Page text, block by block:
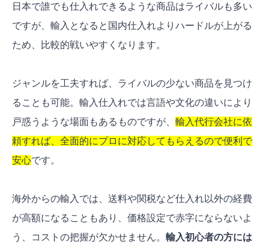
日本で誰でも仕入れできるような商品はライバルも多い
ですが、輸入となると国内仕入れよりハードルが上がる
ため、比較的戦いやすくなります。
ジャンルを工夫すれば、ライバルの少ない商品を見つけ
ることも可能。輸入仕入れでは言語や文化の違いにより
戸惑うような場面もあるものですが、 輸入代行会社に依
頼すれば、全面的にプロに対応してもらえるので便利で
安心です。
海外からの輸入では、送料や関税など仕入れ以外の経費
が高額になることもあり、価格設定で赤字にならないよ
う、コストの把握が欠かせません。 輸入初心者の方には